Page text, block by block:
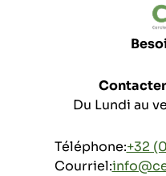
Du Lundi au
Téléphone:+32
Courriel: